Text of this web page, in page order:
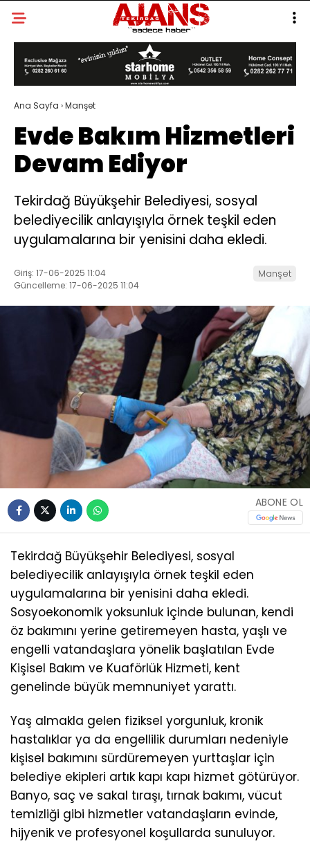
Ana Sayfa ›Manşet
Evde Bakım Hizmetleri
Devam Ediyor
Tekirdağ Büyükşehir Belediyesi, sosyal
belediyecilik anlayışıyla örnek teşkil eden
uygulamalarına bir yenisini daha ekledi.
Giriş: 17-06-2025 11:04
Güncelleme: 17-06-2025 11:04
Manşet
ABONE OL
Tekirdağ Büyükşehir Belediyesi, sosyal
belediyecilik anlayışıyla örnek teşkil eden
uygulamalarına bir yenisini daha ekledi.
Sosyoekonomik yoksunluk içinde bulunan, kendi
öz bakımını yerine getiremeyen hasta, yaşlı ve
engelli vatandaşlara yönelik başlatılan Evde
Kişisel Bakım ve Kuaförlük Hizmeti, kent
genelinde büyük memnuniyet yarattı.
Yaş almakla gelen fiziksel yorgunluk, kronik
hastalıklar ya da engellilik durumları nedeniyle
kişisel bakımını sürdüremeyen yurttaşlar için
belediye ekipleri artık kapı kapı hizmet götürüyor.
Banyo, saç ve sakal tıraşı, tırnak bakımı, vücut
temizliği gibi hizmetler vatandaşların evinde,
hijyenik ve profesyonel koşullarda sunuluyor.